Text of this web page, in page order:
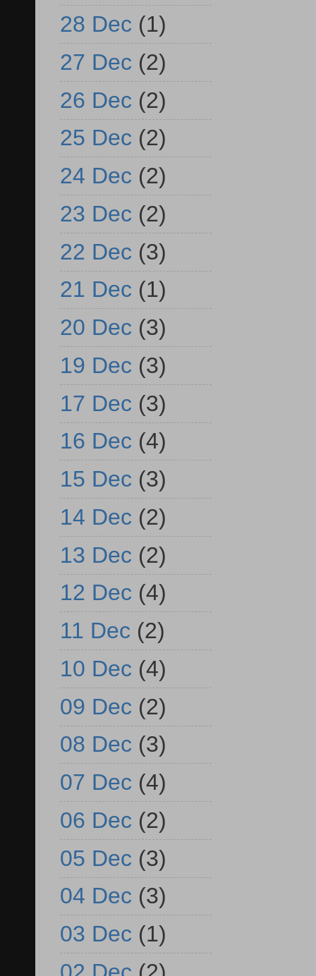
28 Dec (1)
27 Dec (2)
26 Dec (2)
25 Dec (2)
24 Dec (2)
23 Dec (2)
22 Dec (3)
21 Dec (1)
20 Dec (3)
19 Dec (3)
17 Dec (3)
16 Dec (4)
15 Dec (3)
14 Dec (2)
13 Dec (2)
12 Dec (4)
11 Dec (2)
10 Dec (4)
09 Dec (2)
08 Dec (3)
07 Dec (4)
06 Dec (2)
05 Dec (3)
04 Dec (3)
03 Dec (1)